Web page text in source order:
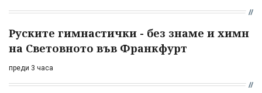
Руските гимнастички - без знаме и химн
на Световното във Франкфурт
преди 3 часа